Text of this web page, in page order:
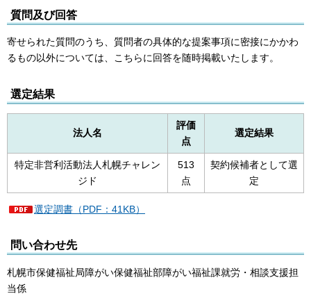
質問及び回答
寄せられた質問のうち、質問者の具体的な提案事項に密接にかかわ
るもの以外については、こちらに回答を随時掲載いたします。
選定結果
法人名
評価
点
選定結果
特定非営利活動法人札幌チャレン
ジド
513
点
契約候補者として選
定
選定調書（PDF：41KB）
問い合わせ先
札幌市保健福祉局障がい保健福祉部障がい福祉課就労・相談支援担
当係